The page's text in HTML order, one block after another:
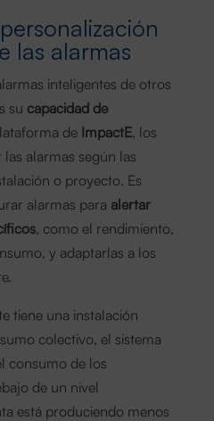
las alarmas
inteligentes de otros
su capacidad de
de ImpactE, los
alarmas según las
o proyecto. Es
alarmas para alertar
, como el rendimiento,
y adaptarlas a los
tiene una instalación
colectivo, el sistema
consumo de los
de un nivel
está produciendo menos